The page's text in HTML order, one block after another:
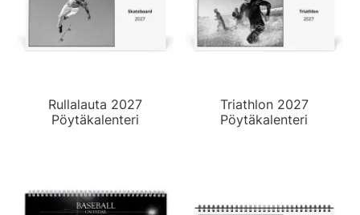
Rullalauta 2027
Pöytäkalenteri
Triathlon 2027
Pöytäkalenteri